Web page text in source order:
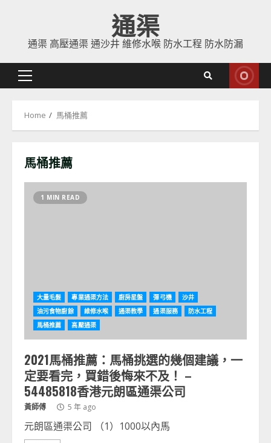
content
通渠
通渠 高壓通渠 通沙井 維修水喉 防水工程 防水防漏
Primary
Home 馬桶推薦
馬桶推薦
1 MIN READ
大量毛髮 專業通渠方法 廚房星盤 彈弓機
沙井
油污食物廚餘
維修水喉 通渠教學 通渠服務
防水工程
馬桶推薦
高壓通渠
2021馬桶推薦：馬桶挑選的幾個建議，一
定要看完，買錯後悔來不及！ –
54485818香港元朗區通渠公司
黃師傅 5 年 ago
元朗區通渠公司 （1）1000以內馬